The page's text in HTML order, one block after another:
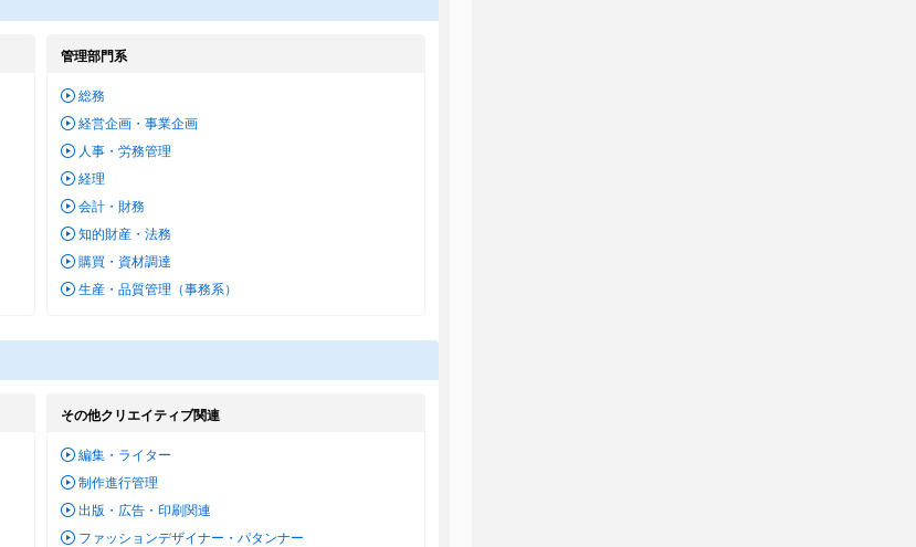
管理部門系
総務
経営企画・事業企画
人事・労務管理
経理
会計・財務
知的財産・法務
購買・資材調達
生産・品質管理（事務系）
その他クリエイティブ関連
編集・ライター
制作進行管理
出版・広告・印刷関連
ファッションデザイナー・パタンナー